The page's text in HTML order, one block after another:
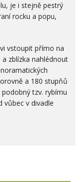
je i stejně pestrý
rocku a popu,
vstoupit přímo na
zblízka nahlédnout
a 180 stupňů
tzv. rybímu
vůbec v divadle